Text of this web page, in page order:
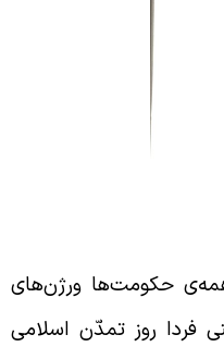
حکومت‌ها ورژن‌های
روز تمدّن اسلامی